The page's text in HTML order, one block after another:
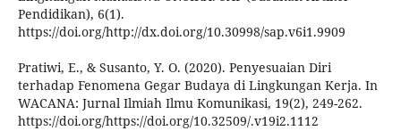
Pendidikan), 6(1).
https://doi.org/http://dx.doi.org/10.30998/sap.v6i1.9909
Pratiwi, E., & Susanto, Y. O. (2020). Penyesuaian Diri
terhadap Fenomena Gegar Budaya di Lingkungan Kerja. In
WACANA: Jurnal Ilmiah Ilmu Komunikasi, 19(2), 249-262.
https://doi.org/https://doi.org/10.32509/.v19i2.1112